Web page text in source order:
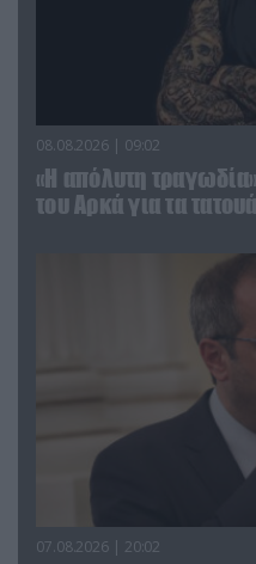
08.08.2026 | 09:02
«Η απόλυτη
του Αρκά για τα
07.08.2026 | 20:02